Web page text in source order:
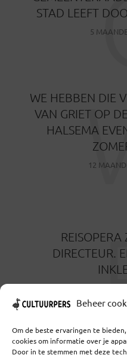
Beheer
Om de beste ervaringen te
cookies om informatie over je
Door in te stemmen met deze
STAD LEEFT
5
WE HEBBEN DIE
VAN GRIET OP
HALSEMA
12
DIRECTEUR.